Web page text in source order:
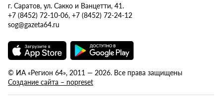
г. Саратов, ул. Сакко и Ванцетти, 41.
+7 (8452) 72-10-06, +7 (8452) 72-24-12
sog@gazeta64.ru
© ИА «Регион 64», 2011 — 2026. Все права защищены
Создание сайта – nopreset